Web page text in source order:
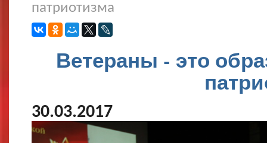
патриотизма
Ветераны - это
30.03.2017